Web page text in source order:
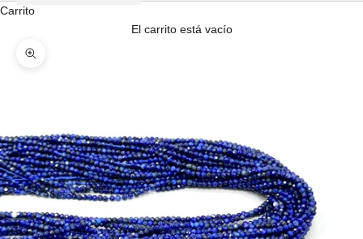
Carrito
El carrito está vacío
Zoom